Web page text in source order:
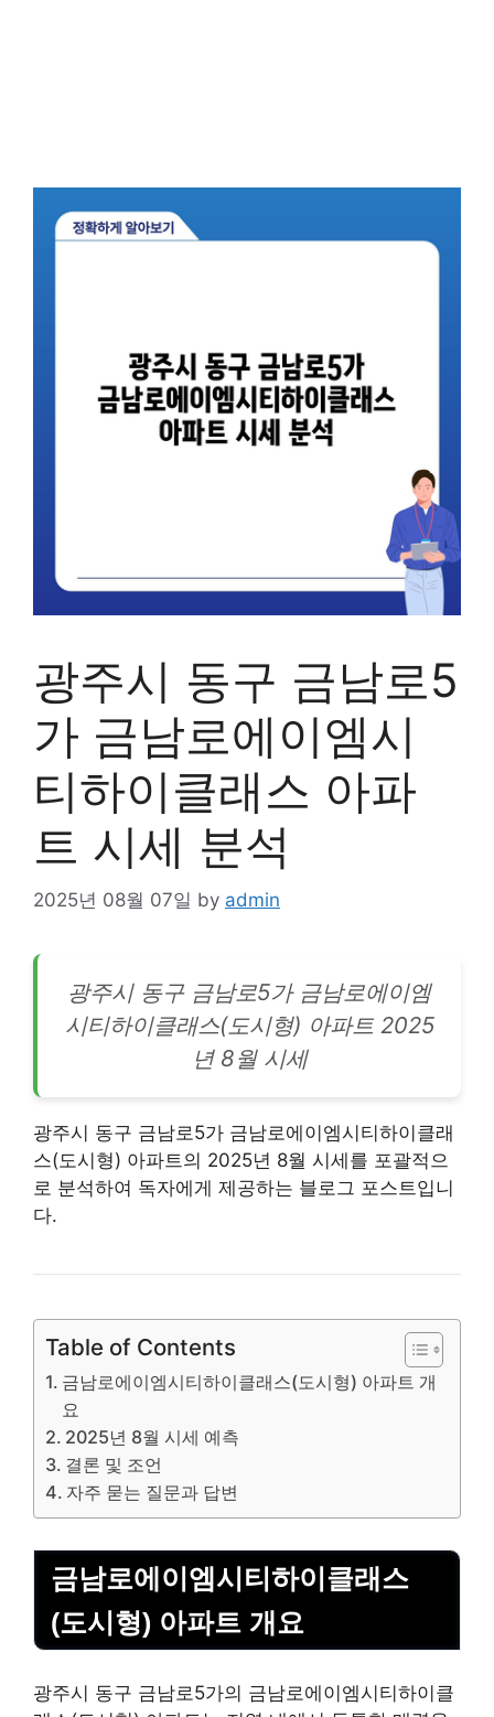
광주시 동구 금남로5
가 금남로에이엠시
티하이클래스 아파
트 시세 분석
2025년 08월 07일 by admin
광주시 동구 금남로5가 금남로에이엠
시티하이클래스(도시형) 아파트2025
년 8월 시세
광주시 동구 금남로5가 금남로에이엠시티하이클래
스(도시형) 아파트의 2025년 8월 시세를 포괄적으
로 분석하여 독자에게 제공하는 블로그 포스트입니
다.
Table of Contents
금남로에이엠시티하이클래스(도시형) 아파트 개
요
2025년 8월 시세 예측
결론 및 조언
자주 묻는 질문과 답변
금남로에이엠시티하이클래스
(도시형) 아파트 개요
광주시 동구 금남로5가의 금남로에이엠시티하이클